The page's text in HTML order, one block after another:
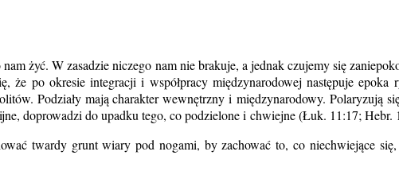
żyć. W zasadzie niczego nam nie brakuje, a jednak czujemy się
po okresie integracji i współpracy międzynarodowej następuje
Podziały mają charakter wewnętrzny i międzynarodowy. Polaryzują
doprowadzi do upadku tego, co podzielone i chwiejne (Łuk. 11:17; Hebr.
twardy grunt wiary pod nogami, by zachować to, co niechwiejące